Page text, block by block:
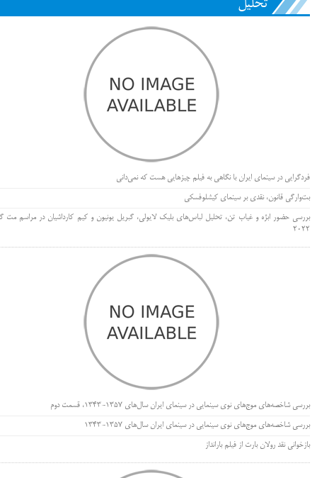
تحلیل
فردگرایی در سینمای ایران با نگاهی به فیلم چیزهایی هست که نمی‌دانی
بت‌وارگی قانون، نقدی بر سینمای کیشلوفسکی
بررسی حضور ابژه و غیاب تن، تحلیل لباس‌های بلیک لایولی، گبریل یونیون و کیم کارداشیان در مراسم مت
۲۰۲۲
بررسی شاخصه‌های موج‌های نوی سینمایی در سینمای ایران سال‌های 1357-1343، قسمت دوم
بررسی شاخصه‌های موج‌های نوی سینمایی در سینمای ایران سال‌های 1357-1343
بازخوانی نقد رولان بارت از فیلم بارانداز